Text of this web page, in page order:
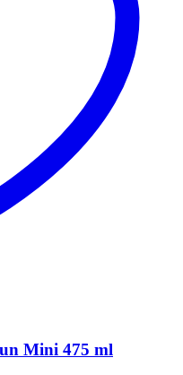
Mini 475 ml